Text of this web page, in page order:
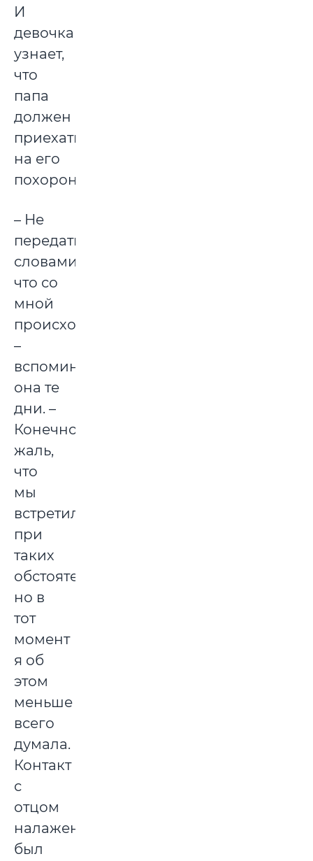
И
девочка
узнает,
что
папа
должен
приехать
на его
похороны.
– Не
передать
словами,
что со
мной
происходило,
–
вспоминает
она те
дни. –
Конечно,
жаль,
что
мы
встретились
при
таких
обстоятельствах,
но в
тот
момент
я об
этом
меньше
всего
думала.
Контакт
с
отцом
налажен
был